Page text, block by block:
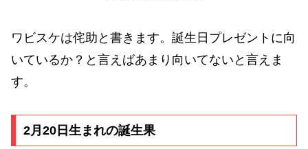
ワビスケは侘助と書きます。誕生日プレゼントに向
いているか？と言えばあまり向いてないと言えま
す。
2月20日生まれの誕生果